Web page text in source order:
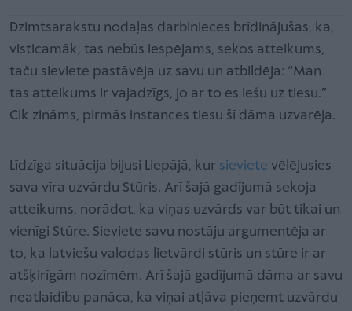
Dzimtsarakstu nodaļas darbinieces brīdinājušas, ka,
visticamāk, tas nebūs iespējams, sekos atteikums,
taču sieviete pastāvēja uz savu un atbildēja: “Man
tas atteikums ir vajadzīgs, jo ar to es iešu uz tiesu.”
Cik zināms, pirmās instances tiesu šī dāma uzvarēja.
Līdzīga situācija bijusi Liepājā, kur sieviete vēlējusies
sava vīra uzvārdu Stūris. Arī šajā gadījumā sekoja
atteikums, norādot, ka viņas uzvārds var būt tikai un
vienīgi Stūre. Sieviete savu nostāju argumentēja ar
to, ka latviešu valodas lietvārdi stūris un stūre ir ar
atšķirīgām nozīmēm. Arī šajā gadījumā dāma ar savu
neatlaidību panāca, ka viņai atļāva pieņemt uzvārdu